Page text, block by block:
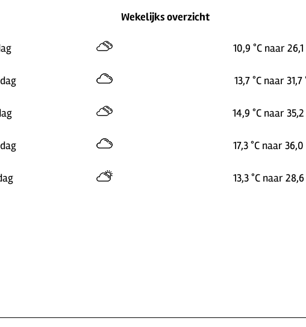
Wekelijks overzicht
10,9 °C naar 26,1
13,7 °C naar 31,7
14,9 °C naar 35,2
17,3 °C naar 36,0
13,3 °C naar 28,6